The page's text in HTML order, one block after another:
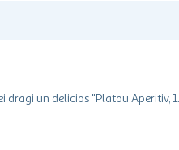
dragi un delicios "Platou Aperitiv,